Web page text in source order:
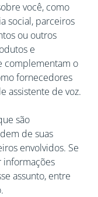
você, como
social, parceiros
ou outros
e
complementam o
fornecedores
assistente de voz.
são
de suas
envolvidos. Se
assunto, entre